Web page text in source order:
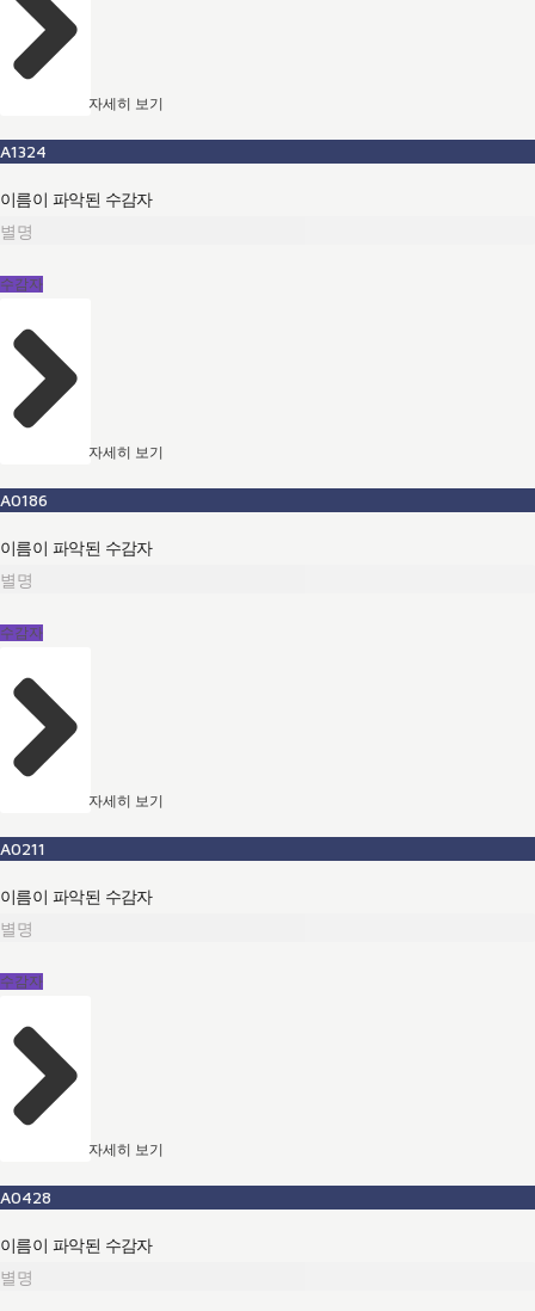
자세히 보기
A1324
이름이 파악된 수감자
별명
수감자
자세히 보기
A0186
이름이 파악된 수감자
별명
수감자
자세히 보기
A0211
이름이 파악된 수감자
별명
수감자
자세히 보기
A0428
이름이 파악된 수감자
별명